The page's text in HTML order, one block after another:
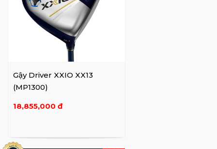
Gậy Driver XXIO XX13
(MP1300)
18,855,000 đ